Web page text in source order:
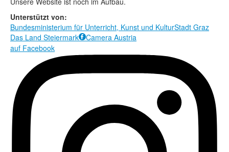
Unterstützt von:
Bundesministerium für Unterricht, Kunst und KulturStadt Graz
Das Land SteiermarkCamera Austria
auf Facebook